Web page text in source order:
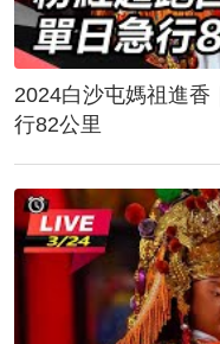
2024白沙屯媽祖進香｜
行82公里